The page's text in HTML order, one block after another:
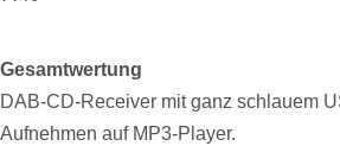
Gesamtwertung
DAB-CD-Receiver mit ganz schlauem
Aufnehmen auf MP3-Player.